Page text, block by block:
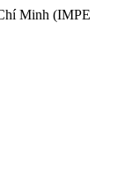
Minh (IMPE